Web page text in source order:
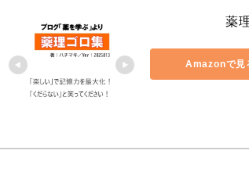
薬
Amazonで見